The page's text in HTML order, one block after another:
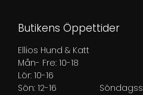
Butikens Öppettider
Ellios Hund & Katt
Mån- Fre: 10-18
Lör: 10-16
Sön: 12-16